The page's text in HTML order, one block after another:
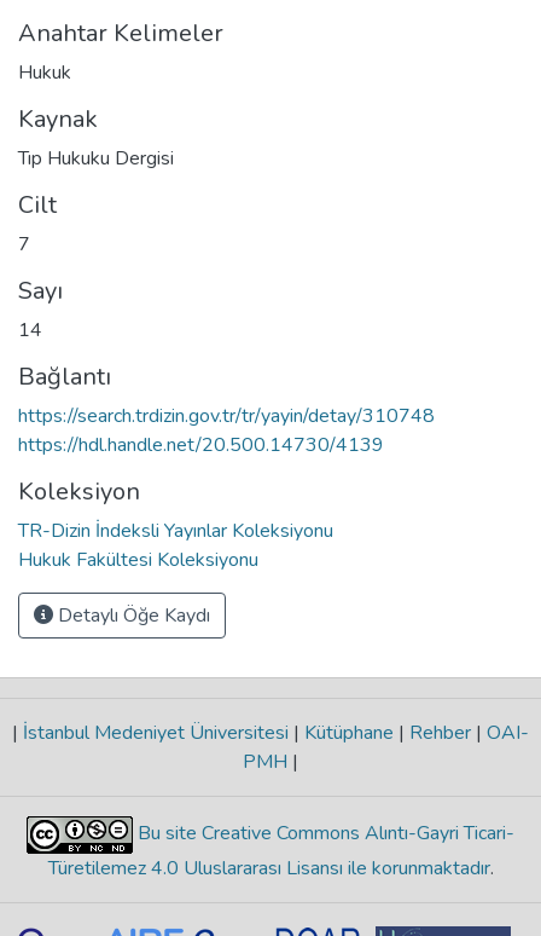
Anahtar Kelimeler
Hukuk
Kaynak
Tıp Hukuku Dergisi
Cilt
7
Sayı
14
Bağlantı
https://search.trdizin.gov.tr/tr/yayin/detay/310748
https://hdl.handle.net/20.500.14730/4139
Koleksiyon
TR-Dizin İndeksli Yayınlar Koleksiyonu
Hukuk Fakültesi Koleksiyonu
Detaylı Öğe Kaydı
| İstanbul Medeniyet Üniversitesi | Kütüphane | Rehber | OAI-
PMH |
Bu site Creative Commons Alıntı-Gayri Ticari-
Türetilemez 4.0 Uluslararası Lisansı ile korunmaktadır.